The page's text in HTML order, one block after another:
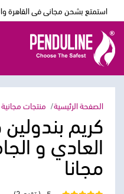
استمتع بشحن مجانى فى القاهرة
الصفحة الرئيسية منتجات مجانية كريم
مجانا